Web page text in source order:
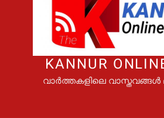
KANNUR
വാർത്തകളിലെ വാസ്തവങ്ങൾ